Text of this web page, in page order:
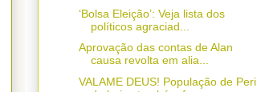
‘Bolsa Eleição’: Veja lista dos
políticos agraciad...
Aprovação das contas de Alan
causa revolta em alia...
VALAME DEUS! População de Peri